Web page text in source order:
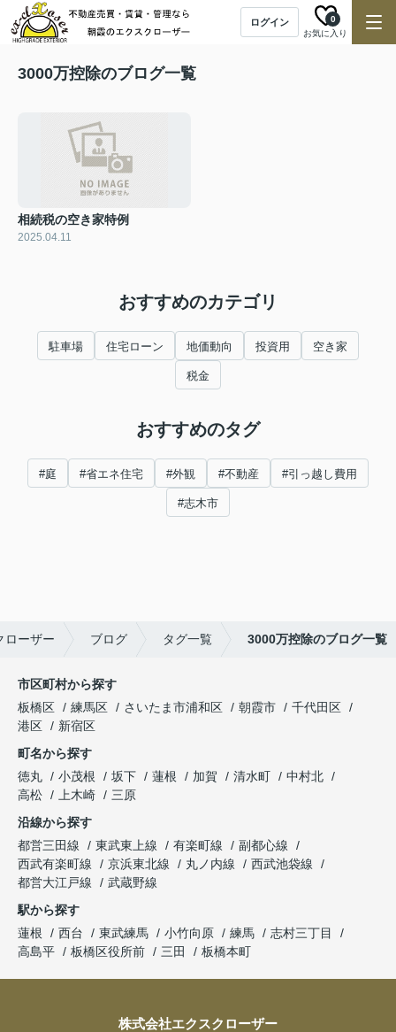
ログイン
お気に入り
0
3000万控除のブログ一覧
相続税の空き家特例
2025.04.11
おすすめのカテゴリ
駐車場 住宅ローン 地価動向 投資用 空き家
税金
おすすめのタグ
#庭 #省エネ住宅 #外観 #不動産 #引っ越し費用
#志木市
ローザー ブログ タグ一覧 3000万控除のブログ一覧
市区町村から探す
板橋区
練馬区 さいたま市浦和区 朝霞市
千代田区
港区
新宿区
町名から探す
徳丸
小茂根 坂下 蓮根 加賀 清水町
中村北
高松
上木崎
三原
沿線から探す
都営三田線
東武東上線 有楽町線
副都心線
西武有楽町線
京浜東北線 丸ノ内線
西武池袋線
都営大江戸線
武蔵野線
駅から探す
蓮根
西台 東武練馬 小竹向原 練馬
志村三丁目
高島平
板橋区役所前 三田 板橋本町
株式会社エクスクローザー